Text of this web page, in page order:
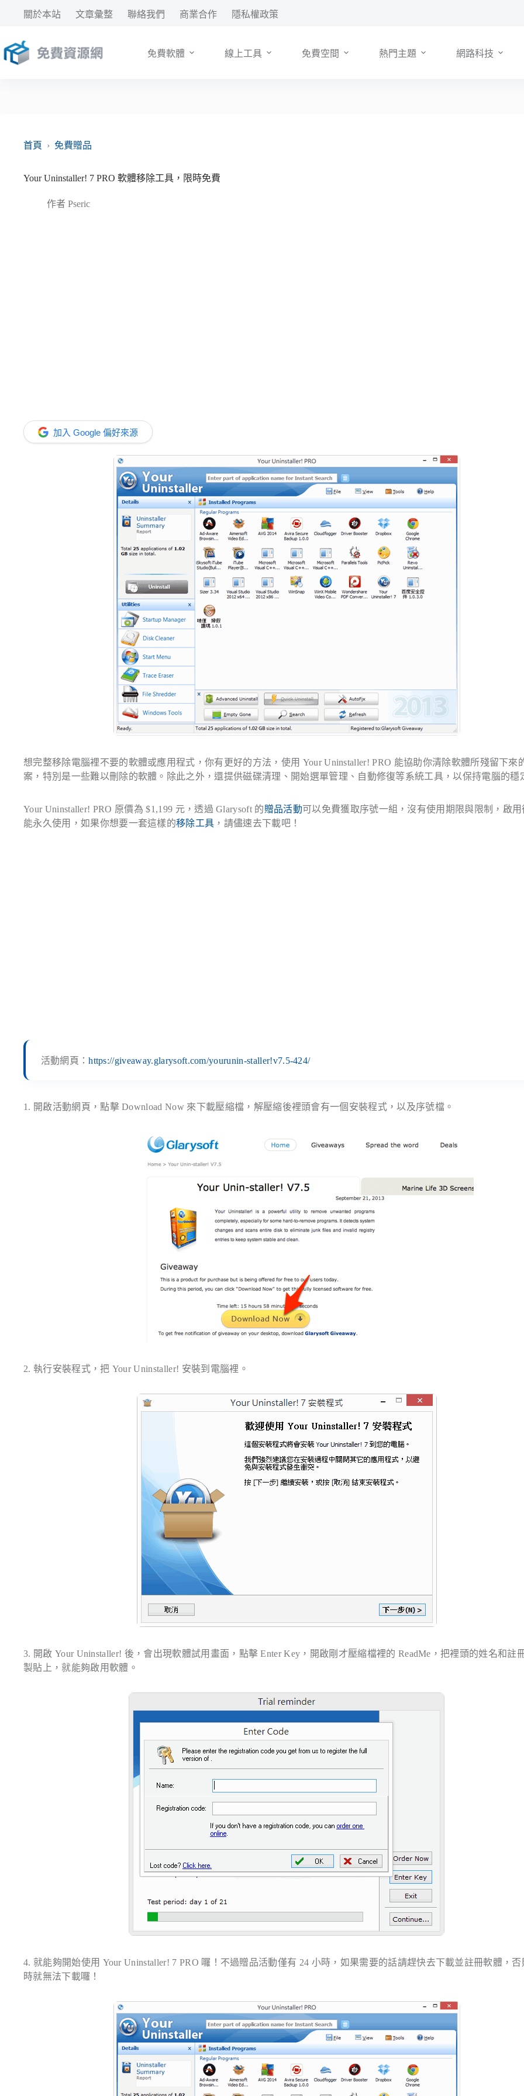
要
內
關於本站 文章彙整 聯絡我們 商業合作 隱私權政策
免費軟體 線上工具 免費空間 熱門主題 網路科技
首頁 › 免費贈品
Your Uninstaller! 7 PRO 軟體移除工具，限時免費
作者 Pseric
加入 Google 偏好來源
想完整移除電腦裡不要的軟體或應用程式，你有更好的方法，使用 Your Uninstaller! PRO 能協助你清除軟體所殘留下來
案，特別是一些難以刪除的軟體。除此之外，還提供磁碟清理、開始選單管理、自動修復等系統工具，以保持電腦的穩
Your Uninstaller! PRO 原價為 $1,199 元，透過 Glarysoft 的贈品活動可以免費獲取序號一組，沒有使用期限與限制，啟用
能永久使用，如果你想要一套這樣的移除工具 ，請儘速去下載吧！
活動網頁：https://giveaway.glarysoft.com/yourunin-staller!v7.5-424/
1. 開啟活動網頁，點擊Download Now 來下載壓縮檔，解壓縮後裡頭會有一個安裝程式，以及序號檔。
2. 執行安裝程式，把 Your Uninstaller! 安裝到電腦裡。
3. 開啟 Your Uninstaller! 後，會出現軟體試用畫面，點擊Enter Key ，開啟剛才壓縮檔裡的 ReadMe，把裡頭的姓名和註
製貼上，就能夠啟用軟體。
4. 就能夠開始使用 Your Uninstaller! 7 PRO 囉！不過贈品活動僅有 24 小時，如果需要的話請趕快去下載並註冊軟體，否
時就無法下載囉！